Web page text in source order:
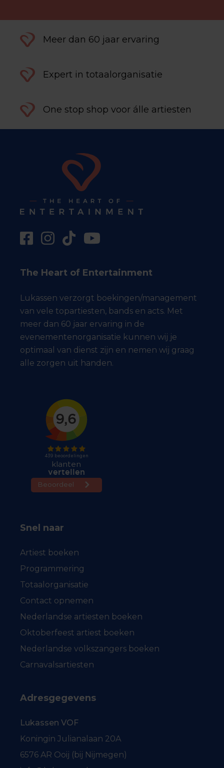
Meer dan 60 jaar ervaring
Expert in totaalorganisatie
One stop shop voor álle artiesten
The Heart of Entertainment
Lukassen verzorgt boekingen/management
van vele topartiesten, bands en acts. Met
meer dan 60 jaar ervaring in de
evenementenorganisatie kunnen wij je
optimaal van dienst zijn en nemen wij graag
alle zorgen uit handen.
Snel naar
Artiest boeken
Programmering
Totaalorganisatie
Contact opnemen
Nederlandse artiesten boeken
Oktoberfeest artiest boeken
Nederlandse volkszangers boeken
Carnavalsartiesten
Adresgegevens
Lukassen VOF
Koningin Julianalaan 20A
6576 AR Ooij (bij Nijmegen)